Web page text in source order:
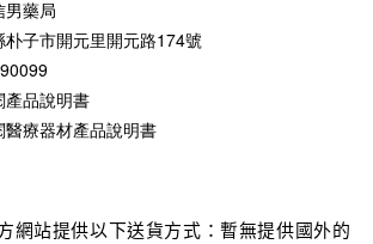
男藥局
子市開元里開元路174號
產品說明書
療器材產品說明書
網站提供以下送貨方式：暫無提供國外的